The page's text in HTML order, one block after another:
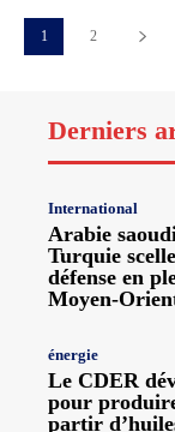
1 2
Derniers
International
Arabie
Turquie
défense en
Moyen-
énergie
Le CDER
pour
partir